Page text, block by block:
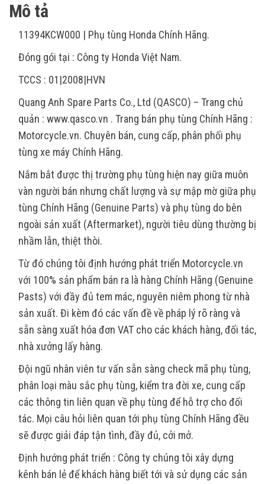
Mô tả
11394KCW000 | Phụ tùng Honda Chính Hãng.
Đóng gói tại : Công ty Honda Việt Nam.
TCCS : 01|2008|HVN
Quang Anh Spare Parts Co., Ltd (QASCO) – Trang chủ
quản : www.qasco.vn . Trang bán phụ tùng Chính Hãng :
Motorcycle.vn. Chuyên bán, cung cấp, phân phối phụ
tùng xe máy Chính Hãng.
Nắm bắt được thị trường phụ tùng hiện nay giữa muôn
vàn người bán nhưng chất lượng và sự mập mờ giữa phụ
tùng Chính Hãng (Genuine Parts) và phụ tùng do bên
ngoài sản xuất (Aftermarket), người tiêu dùng thường bị
nhầm lẫn, thiệt thòi.
Từ đó chúng tôi định hướng phát triển Motorcycle.vn
với 100% sản phẩm bán ra là hàng Chính Hãng (Genuine
Pasts) với đầy đủ tem mác, nguyên niêm phong từ nhà
sản xuất. Đi kèm đó các vấn đề về pháp lý rõ ràng và
sẵn sàng xuất hóa đơn VAT cho các khách hàng, đối tác,
nhà xưởng lấy hàng.
Đội ngũ nhân viên tư vấn sẵn sàng check mã phụ tùng,
phân loại màu sắc phụ tùng, kiểm tra đời xe, cung cấp
các thông tin liên quan về phụ tùng để hỗ trợ cho đối
tác. Mọi câu hỏi liên quan tới phụ tùng Chính Hãng đều
sẽ được giải đáp tận tình, đầy đủ, cởi mở.
Định hướng phát triển : Công ty chúng tôi xây dựng
kênh bán lẻ để khách hàng biết tới và sử dụng các sản